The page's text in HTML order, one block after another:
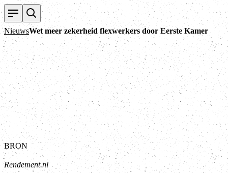
NieuwsWet meer zekerheid flexwerkers door Eerste Kamer
BRON
Rendement.nl